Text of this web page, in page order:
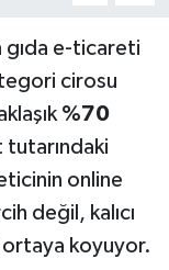
gıda e-ticareti
cirosu
%70
online
değil, kalıcı
ortaya koyuyor.